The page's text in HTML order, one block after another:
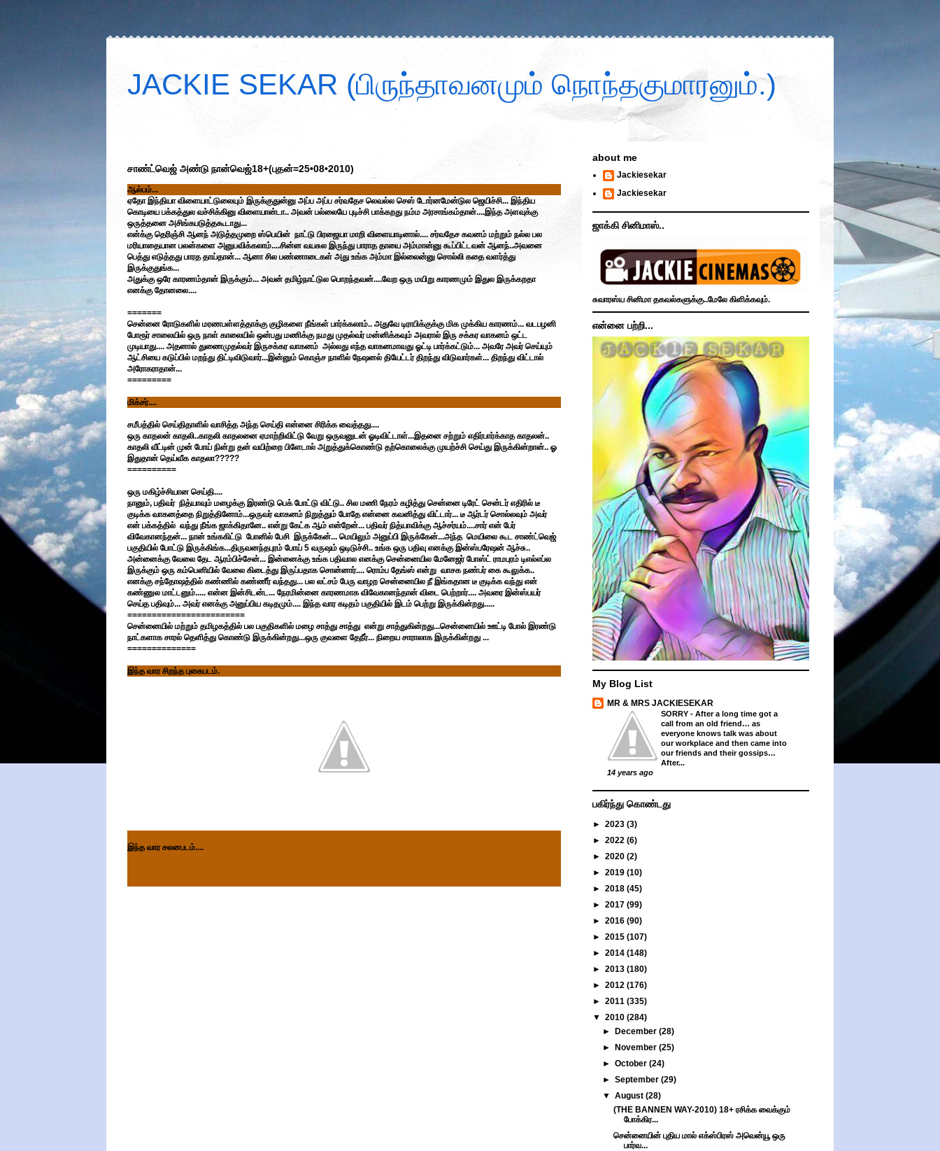
JACKIE SEKAR (பிருந்தாவனமும் நொந்தகுமாரனும்.)
சாண்ட்வெஜ் அண்டு நான்வெஜ்18+(புதன்=25•08•2010)
ஆல்பம்...
ஏதோ இந்தியா விளையாட்டுலையும் இருக்குதுன்னு அப்ப அப்ப சர்வதேச லெவல்ல செஸ் டோர்னமேன்டுல ஜெயிச்சி... இந்திய
கொடியை பக்கத்துல வச்சிக்கினு விளையான்டா.. அவன் பல்லையே புடிச்சி பாக்கறது நம்ம அரசாங்கம்தான்....இந்த அளவுக்கு
ஒருத்தனை அசிங்கபடுத்தகூடாது...
என்க்கு தெரிஞ்சி ஆனந் அடுத்தமுறை ஸ்பெயின் நாட்டு பிரஜையா மாறி விளையாடினால்.... சர்வதேச கவனம் மற்றும் நல்ல பல
மரியாதையான பலன்களை அனுபவிக்கலாம்....சின்ன வயசுல இருந்து பாராத தாயை அம்மான்னு கூப்பிட்டவன் ஆனந்..அவனை
பெத்து எடுத்தது பாரத தாய்தான்... ஆனா சில பண்ணாடைகள் அது உங்க அம்மா இல்லைன்னு சொல்லி கதை வளர்த்து
இருக்குதுங்க...
அதுக்கு ஒரே காரணம்தான் இருக்கும்... அவன் தமிழ்நாட்டுல பொறந்தவன்....வேற ஒரு மயிறு காரணமும் இதுல இருக்கறதா
எனக்கு தோனலை....
=======
சென்னை ரோடுகளில் மரணபள்ளத்தாக்கு குழிகளை நீங்கள் பார்க்கலாம்.. அதுவே டிராபிக்குக்கு மிக முக்கிய காரணம்... வடபழனி
போரூர் சாலையில் ஒரு நாள் காலையில் ஒன்பது மணிக்கு நமது முதல்வர் மன்னிக்கவும் அவரால் இரு சக்கர வாகனம் ஒட்ட
முடியாது.... அதனால் துணைமுதல்வர் இருசக்கர வாகனம் அல்லது எந்த வாகனமாவது ஓட்டி பார்க்கட்டும்... அவரே அவர் செய்யும்
ஆட்சியை கடுப்பில் மறந்து திட்டிவிடுவார்...இன்னும் கொஞ்ச நாளில் நேஷனல் தியேட்டர் திறந்து விடுவார்கள்... திறந்து விட்டால்
அரோகராதான்...
=========
மிக்சர்....
சமீபத்தில் செய்திதாளில் வாசித்த அந்த செய்தி என்னை சிரிக்க வைத்தது....
ஒரு காதலன் காதலி..காதலி காதலனை ஏமாற்றிவிட்டு வேறு ஒருவனுடன் ஓடிவிட்டாள்...இதனை சற்றும் எதிர்பார்க்காத காதலன்..
காதலி வீட்டின் முன் போய் நின்று தன் வயிற்றை பிளேடால் அறுத்துக்கொண்டு தற்கொலைக்கு முயற்ச்சி செய்து இருக்கின்றான்.. ஓ
இதுதான் தெய்வீக காதலா?????
==========
ஒரு மகிழ்ச்சியான செய்தி....
நானும், பதிவர் நித்யாவும் மழைக்கு இரண்டு பெக் போட்டு விட்டு.. சில மணி நேரம் கழித்து சென்னை டிரேட் சென்டர் எதிரில் டீ
குடிக்க வாகனத்தை நிறுத்தினோம்...ஒருவர் வாகனம் நிறுத்தும் போதே என்னை கவனித்து விட்டார்... டீ ஆர்டர் சொல்லவும் அவர்
என் பக்கத்தில் வந்து நீங்க ஜாக்கிதானே.. என்று கேட்க ஆம் என்றேன்... பதிவர் நித்யாவிக்கு ஆச்சர்யம்....சார் என் பேர்
விவேகானந்தன்... நான் உங்ககிட்டு போனில் பேசி இருக்கேன்... மெயிலும் அனுப்பி இருக்கேன்...அந்த மெயிலை கூட சாண்ட்வெஜ்
பகுதியில் போட்டு இருக்கிங்க...திருவனந்தபுரம் போய் 5 வருஷம் ஒடிடுச்சி.. உங்க ஒரு பதிவு எனக்கு இன்ஸ்பரேஷன் ஆச்சு..
அன்னைக்கு வேலை தேட ஆரம்பிச்சேன்... இன்னைக்கு உங்க பதிவால எனக்கு சென்னையில மேனேஜர் போஸ்ட் ராமபுரம் டிஎல்எப்ல
இருக்கும் ஒரு கம்பெனியில் வேலை கிடைத்து இருப்பதாக சொன்னார்.... ரொம்ப தேங்ஸ் என்று வாசக நண்பர் கை கூலுக்க..
எனக்கு சந்தோஷத்தில் கண்ணில் கண்ணீர் வந்தது... பல லட்சம் பேரு வாழற சென்னையில நீ இங்கதான டீ குடிக்க வந்து என்
கண்ணுல மாட்டனும்..... என்ன இன்சிடன்ட... நேரமின்னை காரணமாக விவேகானந்தான் விடை பெற்றார்.... அவரை இன்ஸ்பயர்
செய்த பதிவும்... அவர் எனக்கு அனுப்பிய கடிதமும்.... இந்த வார கடிதம் பகுதியில் இடம் பெற்று இருக்கின்றது.....
========================
சென்னையில் மற்றும் தமிழகத்தில் பல பகுதிகளில் மழை சாத்து சாத்து என்று சாத்துகின்றது...சென்னையில் ஊட்டி போல் இரண்டு
நாட்களாக சாரல் தெளித்து கொண்டு இருக்கின்றது...ஒரு குவளை தேநீர்... நிறைய சாராலாக இருக்கின்றது ...
==============
இந்த வார சிறந்த புகைபடம்.
இந்த வார சலனபடம்....
about me
Jackiesekar
Jackiesekar
ஜாக்கி சினிமாஸ்..
சுவாரஸ்ய சினிமா தகவல்களுக்கு..மேலே கிளிக்கவும்.
என்னை பற்றி...
My Blog List
MR & MRS JACKIESEKAR
SORRY - After a long time got a
call from an old friend… as
everyone knows talk was about
our workplace and then came into
our friends and their gossips…
After...
14 years ago
பகிர்ந்து கொண்டது
► 2023 (3)
► 2022 (6)
► 2020 (2)
► 2019 (10)
► 2018 (45)
► 2017 (99)
► 2016 (90)
► 2015 (107)
► 2014 (148)
► 2013 (180)
► 2012 (176)
► 2011 (335)
▼ 2010 (284)
►
December(28)
►
November(25)
►October(24)
►September(29)
▼August(28)
(THE BANNEN WAY-2010) 18+ ரசிக்க வைக்கும்
போக்கிர...
சென்னையின் புதிய மால் எக்ஸ்பிரஸ் அவென்யூ ஒரு
பார்வ...